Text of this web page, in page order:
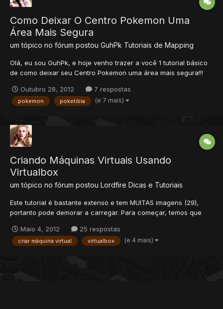
Como Deixar O Centro Pokemon Uma
Área Mais Segura
um tópico no fórum postou GuhPk Tutoriais de Mapping
Olá, eu sou GuhPk, e hoje venho trazer a você 1 tutorial básico
de como deixar seu Centro Pokemon uma área mais segura!!!
usar skills la dentro)
===================================================
Outubro 28, 2012 7 respostas
pokemon poketibia (e 7 mais)
Criando Máquinas Virtuais Usando
Virtualbox
um tópico no fórum postou Lordfire Dicas e Tutoriais
Este tutorial é bastante extenso e tem MUITAS imagens (29),
portanto pode demorar a carregar. Para começar, temos que
Existem vários sendo que os principais são o VMware Player, o
Microsoft VirtualPC (que só funciona em Windows 7) e...
Maio 4, 2012 25 respostas
criar máquina virtual virtualbox (e 4 mais)